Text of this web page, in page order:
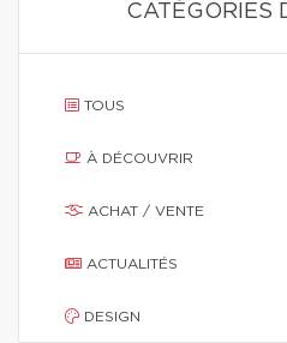
CATÉGORIES
TOUS
À DÉCOUVRIR
ACHAT / VENTE
ACTUALITÉS
DESIGN